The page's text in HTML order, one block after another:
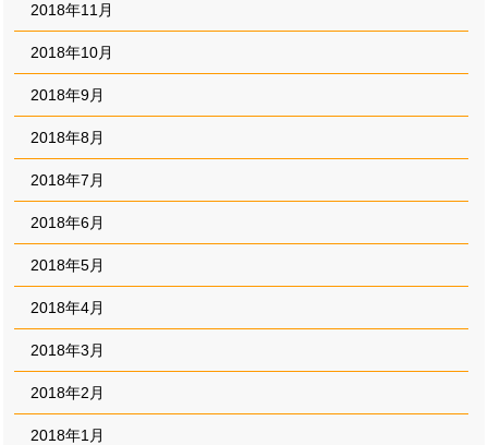
2018年11月
2018年10月
2018年9月
2018年8月
2018年7月
2018年6月
2018年5月
2018年4月
2018年3月
2018年2月
2018年1月